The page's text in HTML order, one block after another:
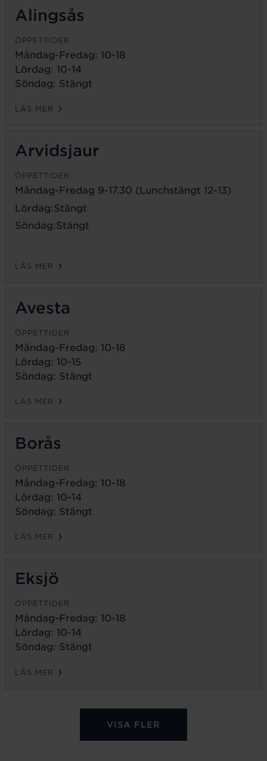
Alingsås
ÖPPETTIDER
Måndag-Fredag: 10-18
Lördag: 10-14
Söndag: Stängt
LÄS MER
Arvidsjaur
ÖPPETTIDER
Måndag-Fredag 9-17.30 (Lunchstängt 12-13)
Lördag:Stängt
Söndag:Stängt
LÄS MER
Avesta
ÖPPETTIDER
Måndag-Fredag: 10-18
Lördag: 10-15
Söndag: Stängt
LÄS MER
Borås
ÖPPETTIDER
Måndag-Fredag: 10-18
Lördag: 10-14
Söndag: Stängt
LÄS MER
Eksjö
ÖPPETTIDER
Måndag-Fredag: 10-18
Lördag: 10-14
Söndag: Stängt
LÄS MER
VISA FLER